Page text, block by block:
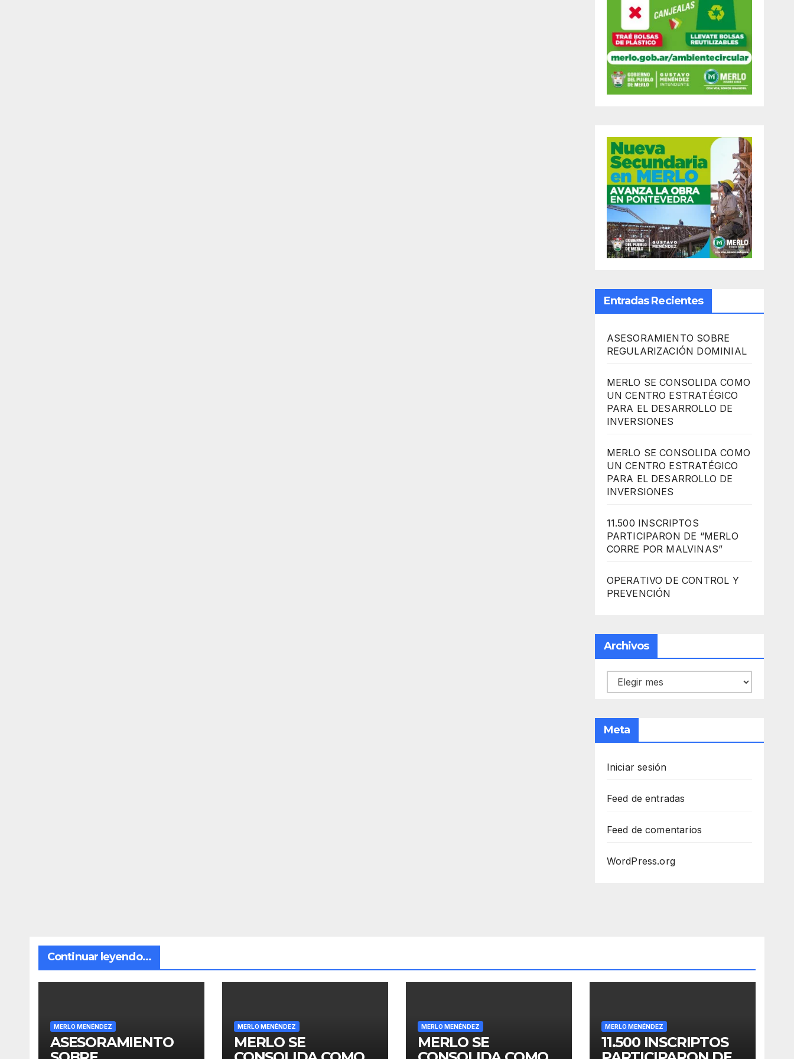
Entradas Recientes
ASESORAMIENTO SOBRE
REGULARIZACIÓN DOMINIAL
MERLO SE CONSOLIDA COMO
UN CENTRO ESTRATÉGICO
PARA EL DESARROLLO DE
INVERSIONES
MERLO SE CONSOLIDA COMO
UN CENTRO ESTRATÉGICO
PARA EL DESARROLLO DE
INVERSIONES
11.500 INSCRIPTOS
PARTICIPARON DE “MERLO
CORRE POR MALVINAS”
OPERATIVO DE CONTROL Y
PREVENCIÓN
Archivos
Archivos
Meta
Iniciar sesión
Feed de entradas
Feed de comentarios
WordPress.org
Continuar leyendo...
MERLO MENÉNDEZ
ASESORAMIENTO
MERLO MENÉNDEZ
MERLO SE
MERLO MENÉNDEZ
MERLO SE
MERLO MENÉNDEZ
11.500 INSCRIPTOS